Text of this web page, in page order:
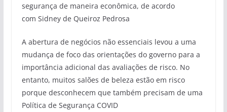
segurança de maneira econômica, de acordo
com Sidney de Queiroz Pedrosa
A abertura de negócios não essenciais levou a uma
mudança de foco das orientações do governo para a
importância adicional das avaliações de risco. No
entanto, muitos salões de beleza estão em risco
porque desconhecem que também precisam de uma
Política de Segurança COVID